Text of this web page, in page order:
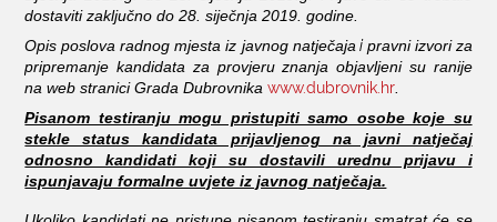
dostaviti zaključno do 28. siječnja 2019. godine.
Opis poslova radnog mjesta iz javnog natječaja ipravni izvori za
pripremanje kandidata za provjeru znanja objavljeni su ranije
na web stranici Grada Dubrovnikawww.dubrovnik.hr
Pisanom testiranju mogu pristupiti samo osobe koje su
stekle status kandidata prijavljenog na javni natječaj
odnosno kandidati koji su dostavili urednu prijavu i
ispunjavaju formalne uvjete iz javnog natječaja.